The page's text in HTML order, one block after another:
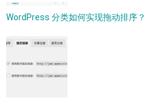
WordPress 分类如何实现拖动排序？